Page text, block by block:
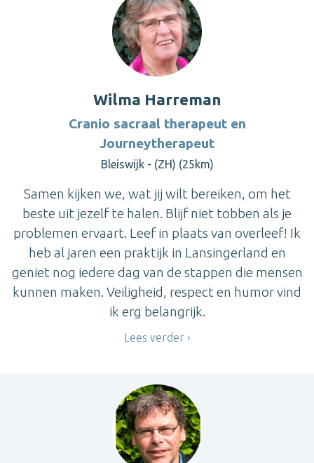
Wilma Harreman
Cranio sacraal therapeut en
Journeytherapeut
Bleiswijk - (ZH) (25km)
Samen kijken we, wat jij wilt bereiken, om het
beste uit jezelf te halen. Blijf niet tobben als je
problemen ervaart. Leef in plaats van overleef! Ik
heb al jaren een praktijk in Lansingerland en
geniet nog iedere dag van de stappen die mensen
kunnen maken. Veiligheid, respect en humor vind
ik erg belangrijk.
Lees verder